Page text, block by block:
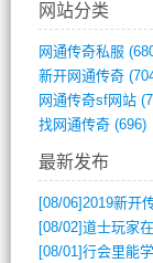
网站分类
网通传奇私服
新开网通传奇
网通传奇sf网站
找网通传奇(696)
最新发布
[08/06]2019新开传
[08/02]道士玩家在
[08/01]行会里能学